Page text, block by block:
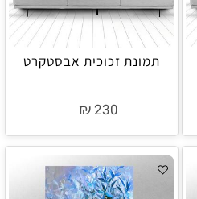
תמונת זכוכית אבסטקרט
₪ 230